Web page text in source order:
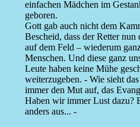
einfachen Mädchen im
geboren.
Gott gab auch nicht dem
Bescheid, dass der Retter
auf dem Feld – wiederum
Menschen. Und diese ganz
Leute haben keine Mühe
weiterzugeben. - Wie sieht
immer den Mut auf, das
Haben wir immer Lust dazu?
anders aus... -